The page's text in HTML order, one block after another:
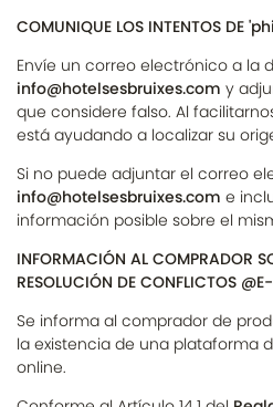
COMUNIQUE LOS INTENTOS DE
Envíe un correo electrónico a la
info@hotelsesbruixes.com y
que considere falso. Al
está ayudando a localizar su
Si no puede adjuntar el correo
info@hotelsesbruixes.com e
información posible sobre el
INFORMACIÓN AL COMPRADOR
RESOLUCIÓN DE CONFLICTOS
Se informa al comprador de
la existencia de una plataforma
online.